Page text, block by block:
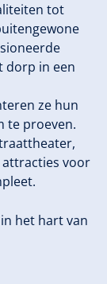
tot
dorp in een
ze hun
te proeven.
attracties voor
het hart van